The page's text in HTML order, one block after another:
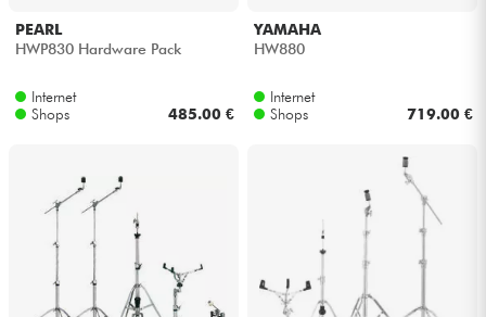
PEARL
HWP830 Hardware Pack
Internet
Shops
485.00 €
YAMAHA
HW880
Internet
Shops
719.00 €